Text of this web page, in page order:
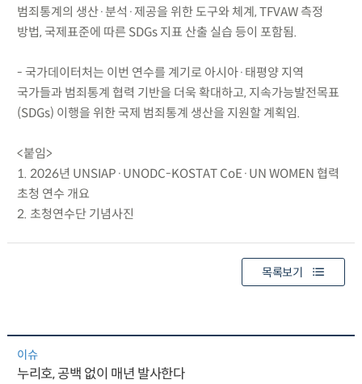
범죄통계의 생산·분석·제공을 위한 도구와 체계, TFVAW 측정
방법, 국제표준에 따른 SDGs 지표 산출 실습 등이 포함됨.
- 국가데이터처는 이번 연수를 계기로 아시아·태평양 지역
국가들과 범죄통계 협력 기반을 더욱 확대하고, 지속가능발전목표
(SDGs) 이행을 위한 국제 범죄통계 생산을 지원할 계획임.
<붙임>
1. 2026년 UNSIAP·UNODC-KOSTAT CoE·UN WOMEN 협력
초청 연수 개요
2. 초청연수단 기념사진
목록보기
이슈
누리호, 공백 없이 매년 발사한다